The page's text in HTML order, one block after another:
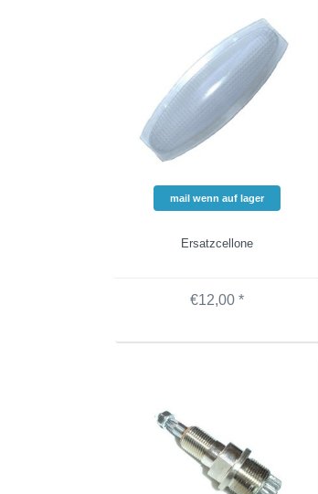
mail wenn auf lager
Ersatzcellone
€12,00 *